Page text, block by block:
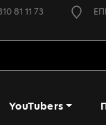
81 11 73
YouTubers